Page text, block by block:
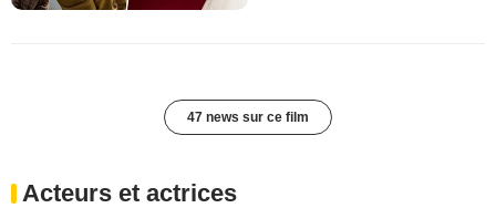
47 news sur ce film
Acteurs et actrices